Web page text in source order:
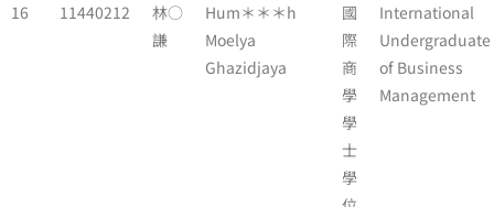
16 11440212
林○
謙
Hum＊＊＊h
Moelya
Ghazidjaya
國
際
商
學
學
士
學
International
Undergraduate
of Business
Management